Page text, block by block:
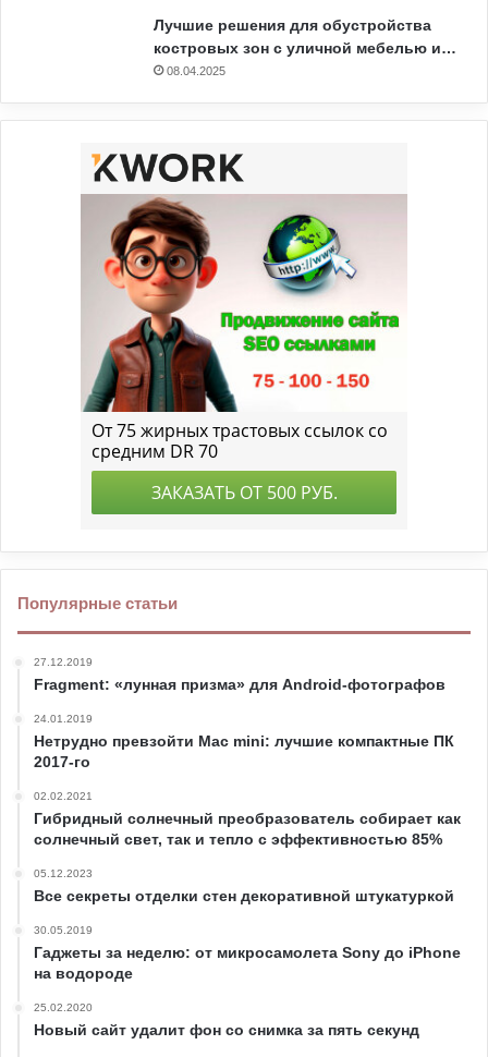
Лучшие решения для обустройства
костровых зон с уличной мебелью и…
08.04.2025
Популярные статьи
27.12.2019
Fragment: «лунная призма» для Android-фотографов
24.01.2019
Нетрудно превзойти Mac mini: лучшие компактные ПК
2017-го
02.02.2021
Гибридный солнечный преобразователь собирает как
солнечный свет, так и тепло с эффективностью 85%
05.12.2023
Все секреты отделки стен декоративной штукатуркой
30.05.2019
Гаджеты за неделю: от микросамолета Sony до iPhone
на водороде
25.02.2020
Новый сайт удалит фон со снимка за пять секунд